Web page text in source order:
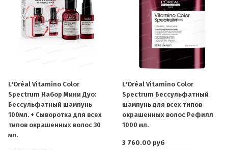
L'Oréal Vitamino Color
Spectrum Набор Мини Дуо:
Бессульфатный шампунь
100мл. + Сыворотка для всех
типов окрашенных волос 30
мл.
L'Oréal Vitamino Color
Spectrum Бессульфатный
шампунь для всех типов
окрашенных волос Рефилл
1000 мл.
3 760.00 руб